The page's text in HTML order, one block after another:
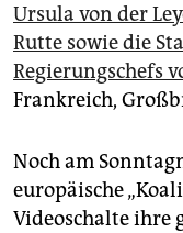
Ursula von der
Rutte sowie die
Regierungschefs
Frankreich,
Noch am
europäische
Videoschalte ihre